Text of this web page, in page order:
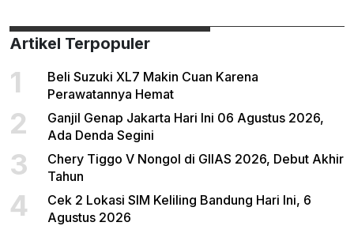
Artikel Terpopuler
1
Beli Suzuki XL7 Makin Cuan Karena
Perawatannya Hemat
2
Ganjil Genap Jakarta Hari Ini 06 Agustus 2026,
Ada Denda Segini
3
Chery Tiggo V Nongol di GIIAS 2026, Debut Akhir
Tahun
4
Cek 2 Lokasi SIM Keliling Bandung Hari Ini, 6
Agustus 2026